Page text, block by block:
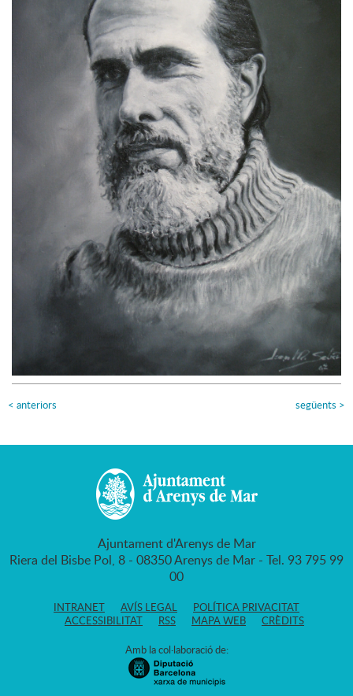
< anteriors següents >
Ajuntament d'Arenys de Mar
Riera del Bisbe Pol, 8 - 08350 Arenys de Mar - Tel. 93 795 99
00
INTRANET AVÍS LEGAL
POLÍTICA PRIVACITAT
ACCESSIBILITAT
RSS MAPA WEB CRÈDITS
Amb la col·laboració de: